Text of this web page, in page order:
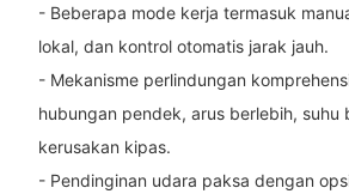
- Beberapa mode kerja termasuk
lokal, dan kontrol otomatis jarak jauh.
- Mekanisme perlindungan
hubungan pendek, arus berlebih, suhu
kerusakan kipas.
- Pendinginan udara paksa dengan